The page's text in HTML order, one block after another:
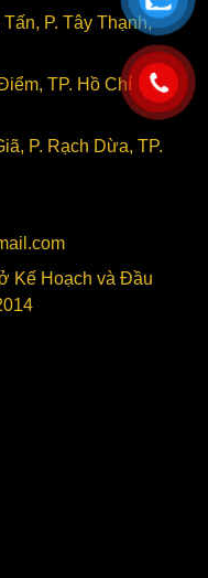
P. Tây Thạnh,
TP. Hồ Chí
P. Rạch Dừa, TP.
Kế Hoạch và Đầu